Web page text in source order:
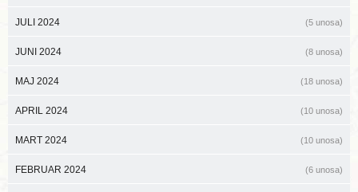
JULI 2024 (5 unosa)
JUNI 2024 (8 unosa)
MAJ 2024 (18 unosa)
APRIL 2024 (10 unosa)
MART 2024 (10 unosa)
FEBRUAR 2024 (6 unosa)